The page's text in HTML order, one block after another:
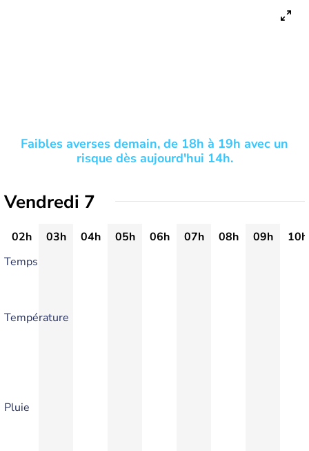
Faibles averses demain, de 18h à 19h avec un
risque dès aujourd'hui 14h.
Vendredi 7
02h 03h 04h 05h 06h 07h 08h 09h
10h
Temps
Température
Pluie